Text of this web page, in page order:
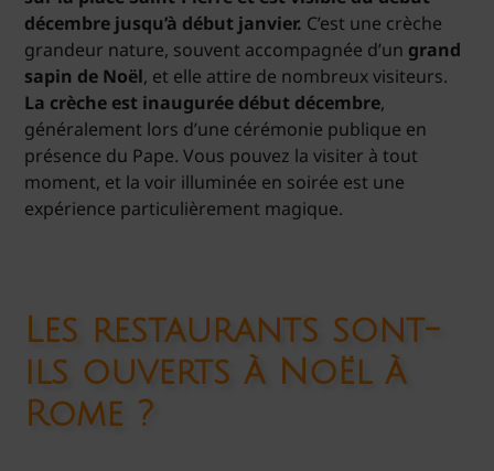
décembre jusqu’à début janvier. C’est une crèche
grandeur nature, souvent accompagnée d’un grand
sapin de Noël, et elle attire de nombreux visiteurs.
La crèche est inaugurée début décembre,
généralement lors d’une cérémonie publique en
présence du Pape. Vous pouvez la visiter à tout
moment, et la voir illuminée en soirée est une
expérience particulièrement magique.
Les restaurants sont-
ils ouverts à Noël à
Rome ?